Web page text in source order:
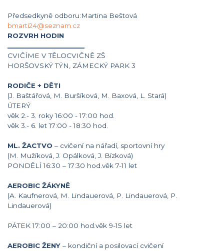
Předsedkyně odboru:Martina Beštová
bmarti24@seznam.cz
ROZVRH HODIN
CVIČÍME V TĚLOCVIČNĚ ZŠ
HORŠOVSKÝ TÝN, ZÁMECKÝ PARK 3
RODIČE + DĚTI
(J. Baštářová, M. Buršíková, M. Baxová, L. Stará)
ÚTERÝ
věk 2.- 3. roky 16:00 - 17:00 hod.
věk 3.- 6. let 17:00 - 18:30 hod.
ML. ŽACTVO – cvičení na nářadí, sportovní hry
(M. Mužíková, J. Opálková, J. Bízková)
PONDĚLÍ 16:30 – 17:30 hod.věk 7-11 let
AEROBIC ŽÁKYNĚ
(A. Kaufnerová, M. Lindauerová, P. Lindauerová, P.
Lindauerová)
PÁTEK 17:00 – 20:00 hod.věk 9-15 let
AEROBIC ŽENY – kondiční a posilovací cvičení